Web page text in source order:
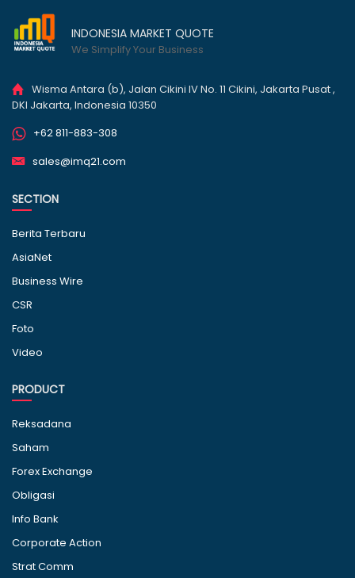
INDONESIA MARKET QUOTE
We Simplify Your Business
Wisma Antara (b), Jalan Cikini IV No. 11 Cikini, Jakarta Pusat ,
DKI Jakarta, Indonesia 10350
+62 811-883-308
sales@imq21.com
SECTION
Berita Terbaru
AsiaNet
Business Wire
CSR
Foto
Video
PRODUCT
Reksadana
Saham
Forex Exchange
Obligasi
Info Bank
Corporate Action
Strat Comm